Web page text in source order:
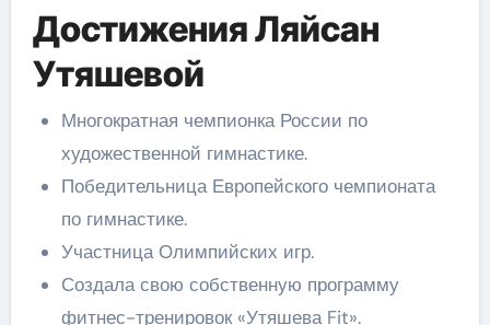
Достижения Ляйсан
Утяшевой
Многократная чемпионка России по
художественной гимнастике.
Победительница Европейского чемпионата
по гимнастике.
Участница Олимпийских игр.
Создала свою собственную программу
фитнес-тренировок «Утяшева Fit».